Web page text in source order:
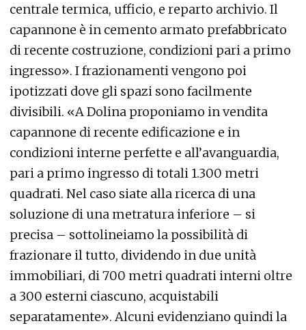
centrale termica, ufficio, e reparto archivio. Il
capannone è in cemento armato prefabbricato
di recente costruzione, condizioni pari a primo
ingresso». I frazionamenti vengono poi
ipotizzati dove gli spazi sono facilmente
divisibili. «A Dolina proponiamo in vendita
capannone di recente edificazione e in
condizioni interne perfette e all’avanguardia,
pari a primo ingresso di totali 1.300 metri
quadrati. Nel caso siate alla ricerca di una
soluzione di una metratura inferiore – si
precisa – sottolineiamo la possibilità di
frazionare il tutto, dividendo in due unità
immobiliari, di 700 metri quadrati interni oltre
a 300 esterni ciascuno, acquistabili
separatamente». Alcuni evidenziano quindi la